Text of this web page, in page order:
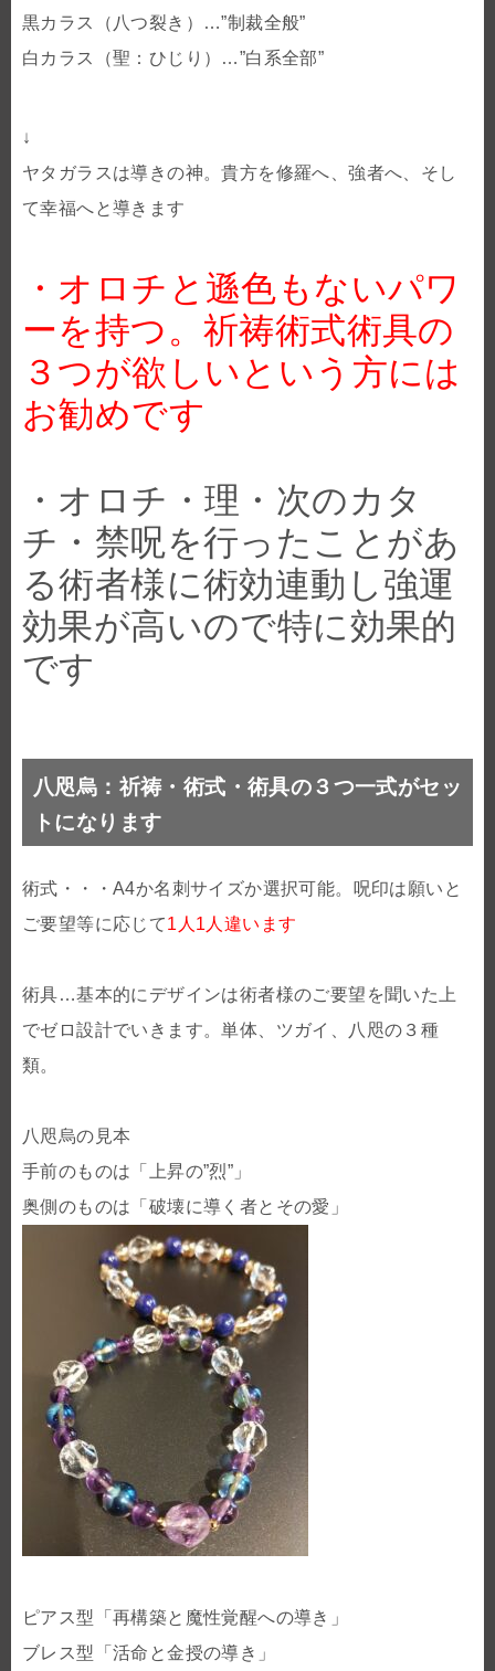
黒カラス（八つ裂き）…”制裁全般”
白カラス（聖：ひじり）…”白系全部”
↓
ヤタガラスは導きの神。貴方を修羅へ、強者へ、そし
て幸福へと導きます
・オロチと遜色もないパワ
ーを持つ。祈祷術式術具の
３つが欲しいという方には
お勧めです
・オロチ・理・次のカタ
チ・禁呪を行ったことがあ
る術者様に術効連動し強運
効果が高いので特に効果的
です
八咫烏：祈祷・術式・術具の３つ一式がセッ
トになります
術式・・・A4か名刺サイズか選択可能。呪印は願いと
ご要望等に応じて1人1人違います
術具…基本的にデザインは術者様のご要望を聞いた上
でゼロ設計でいきます。単体、ツガイ、八咫の３種
類。
八咫烏の見本
手前のものは「上昇の”烈”」
奥側のものは「破壊に導く者とその愛」
ピアス型「再構築と魔性覚醒への導き」
ブレス型「活命と金授の導き」